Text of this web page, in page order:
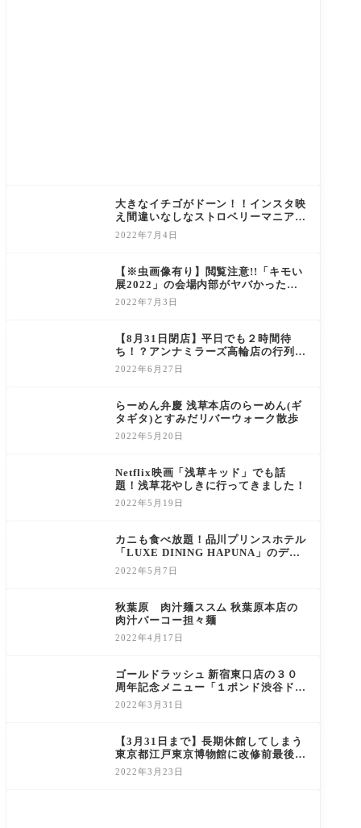
大きなイチゴがドーン！！インスタ映
え間違いなしなストロベリーマニア
東京スカイツリータウン・ソラマチ店
のいちごミルキーソフト
2022年7月4日
【※虫画像有り】閲覧注意!!「キモい
展2022」の会場内部がヤバかったｗ
ｗｗｗ東京ソラマチ５階スペース634
で7月18日まで開催中！
2022年7月3日
【8月31日閉店】平日でも２時間待
ち！？アンナミラーズ高輪店の行列に
並んでチョコレートバナナパイを食べ
てきました！
2022年6月27日
らーめん弁慶 浅草本店のらーめん(ギ
タギタ)とすみだリバーウォーク散歩
2022年5月20日
Netflix映画「浅草キッド」でも話
題！浅草花やしきに行ってきました！
2022年5月19日
カニも食べ放題！品川プリンスホテル
「LUXE DINING HAPUNA」のディ
ナーブッフェのレビューと割引クーポ
ン情報
2022年5月7日
秋葉原 肉汁麺ススム 秋葉原本店の
肉汁パーコー担々麺
2022年4月17日
ゴールドラッシュ 新宿東口店の３０
周年記念メニュー「１ポンド渋谷ドー
ムハンバーグ」
2022年3月31日
【3月31日まで】長期休館してしまう
東京都江戸東京博物館に改修前最後の
訪問をしてきました！
2022年3月23日